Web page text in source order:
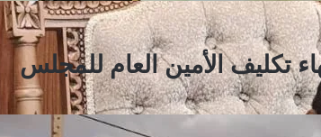
تكليف الأمين العام للمجلس